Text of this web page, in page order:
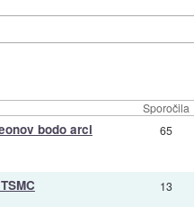
Sporočila
bodo arci 65
13